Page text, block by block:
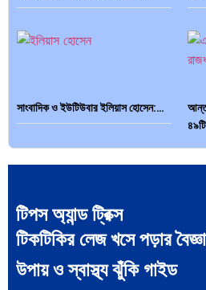
সাংবাদিক ও ইউটিউবার ইলিয়াস হোসেন:…
সব সভ্যতারই তো পতন হয়:…
টিপস অ্যান্ড ট্রিক্স
টিকটিকির লেজ খসে পড়ার
উপায় ও স্বাস্থ্য ঝুঁকি গাইড